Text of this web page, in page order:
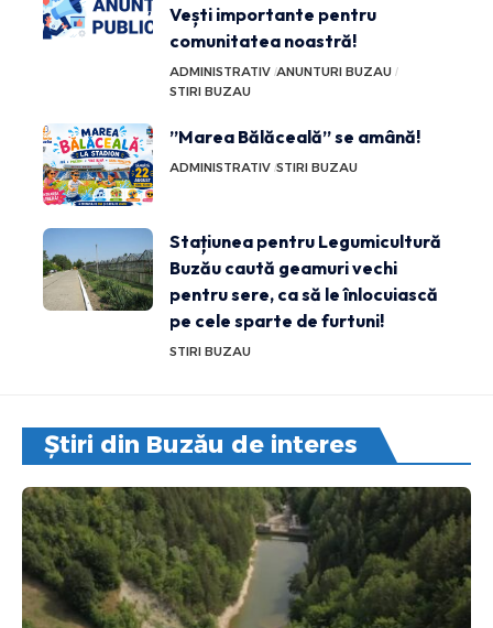
Vești importante pentru
comunitatea noastră!
ADMINISTRATIV ANUNTURI BUZAU
STIRI BUZAU
”Marea Bălăceală” se amână!
ADMINISTRATIV STIRI BUZAU
Stațiunea pentru Legumicultură
Buzău caută geamuri vechi
pentru sere, ca să le înlocuiască
pe cele sparte de furtuni!
STIRI BUZAU
Știri din Buzău de interes